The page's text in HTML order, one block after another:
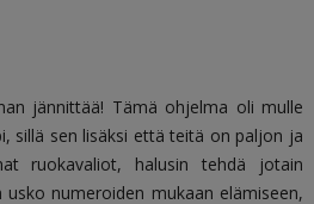
jännittää! Tämä ohjelma oli mulle
sillä sen lisäksi että teitä on paljon ja
ruokavaliot, halusin tehdä jotain
numeroiden mukaan elämiseen,